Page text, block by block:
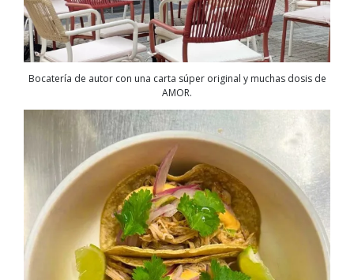
Bocatería de autor con una carta súper original y muchas dosis de
AMOR.